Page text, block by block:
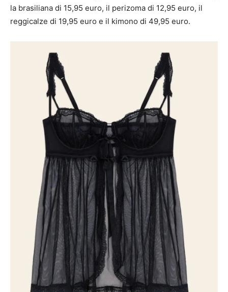
la brasiliana di 15,95 euro, il perizoma di 12,95 euro, il
reggicalze di 19,95 euro e il kimono di 49,95 euro.